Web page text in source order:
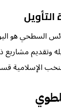
هو اليوم
وتقديم
الإسلامية